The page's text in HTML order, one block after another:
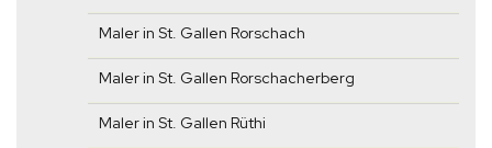
Maler in St. Gallen Rorschach
Maler in St. Gallen Rorschacherberg
Maler in St. Gallen Rüthi